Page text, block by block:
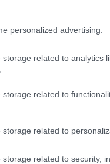
personalized advertising.
related to analytics
related to
related to
related to security,
került egy állítólagos
dokumentumban
a NAV korábbi
büntetőjogi
ugyanakkor azt
érdemi